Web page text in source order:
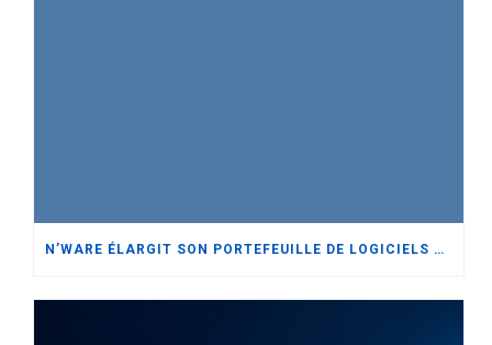
N’WARE ÉLARGIT SON PORTEFEUILLE DE LOGICIELS DE GESTION D’ENTREPRISE AVEC ORACLE NETSUITE TOUT EN RENFORÇANT SON ENGAGEMENT ENVERS SAP BUSINESS ONE